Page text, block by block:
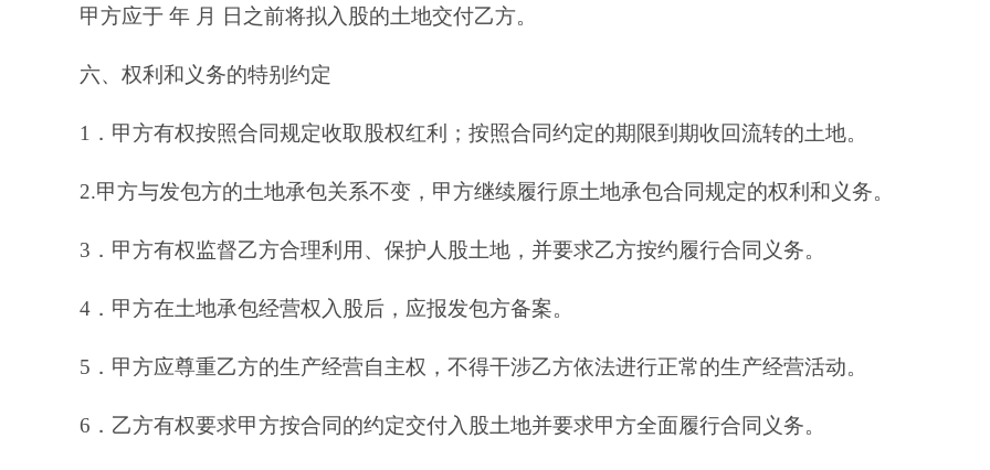
甲方应于 年 月 日之前将拟入股的土地交付乙方。
六、权利和义务的特别约定
1．甲方有权按照合同规定收取股权红利；按照合同约定的期限到期收回流转的土地。
2.甲方与发包方的土地承包关系不变，甲方继续履行原土地承包合同规定的权利和义务。
3．甲方有权监督乙方合理利用、保护人股土地，并要求乙方按约履行合同义务。
4．甲方在土地承包经营权入股后，应报发包方备案。
5．甲方应尊重乙方的生产经营自主权，不得干涉乙方依法进行正常的生产经营活动。
6．乙方有权要求甲方按合同的约定交付入股土地并要求甲方全面履行合同义务。